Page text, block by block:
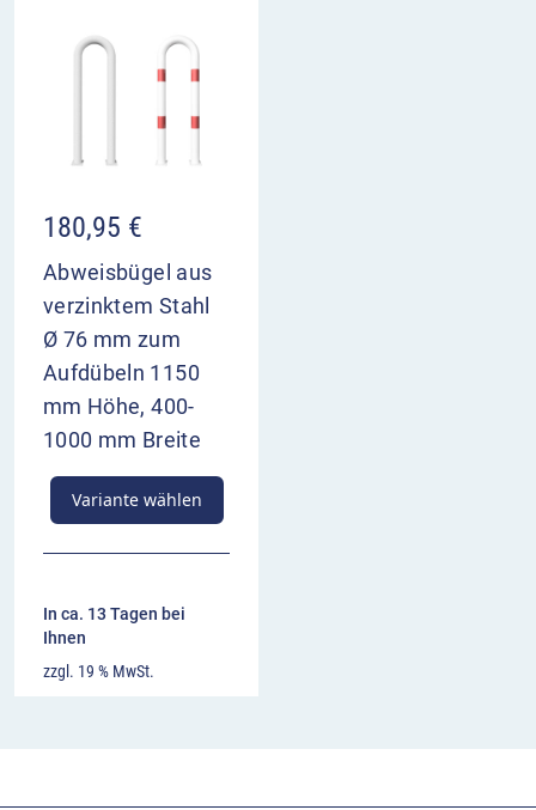
180,95 €
Abweisbügel aus
verzinktem Stahl
Ø 76 mm zum
Aufdübeln 1150
mm Höhe, 400-
1000 mm Breite
Variante wählen
In ca. 13 Tagen bei
Ihnen
zzgl. 19 % MwSt.